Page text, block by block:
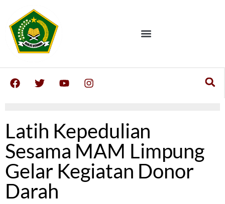
Latih Kepedulian
Sesama MAM Limpung
Gelar Kegiatan Donor
Darah